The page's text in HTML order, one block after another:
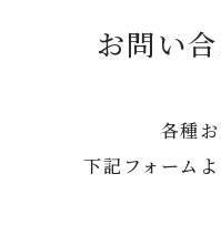
お問い
各種
下記フォーム